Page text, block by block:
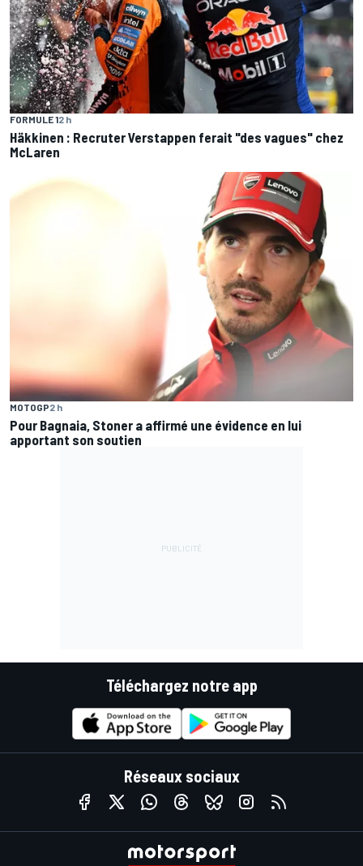
FORMULE 12 h
Häkkinen : Recruter Verstappen ferait "des vagues" chez
McLaren
MOTOGP2 h
Pour Bagnaia, Stoner a affirmé une évidence en lui
apportant son soutien
Téléchargez notre app
Réseaux sociaux